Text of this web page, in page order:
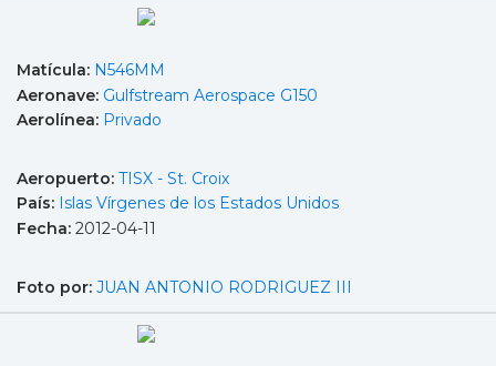
Matícula: N546MM
Aeronave: Gulfstream Aerospace G150
Aerolínea: Privado
Aeropuerto: TISX - St. Croix
País: Islas Vírgenes de los Estados Unidos
Fecha: 2012-04-11
Foto por: JUAN ANTONIO RODRIGUEZ III